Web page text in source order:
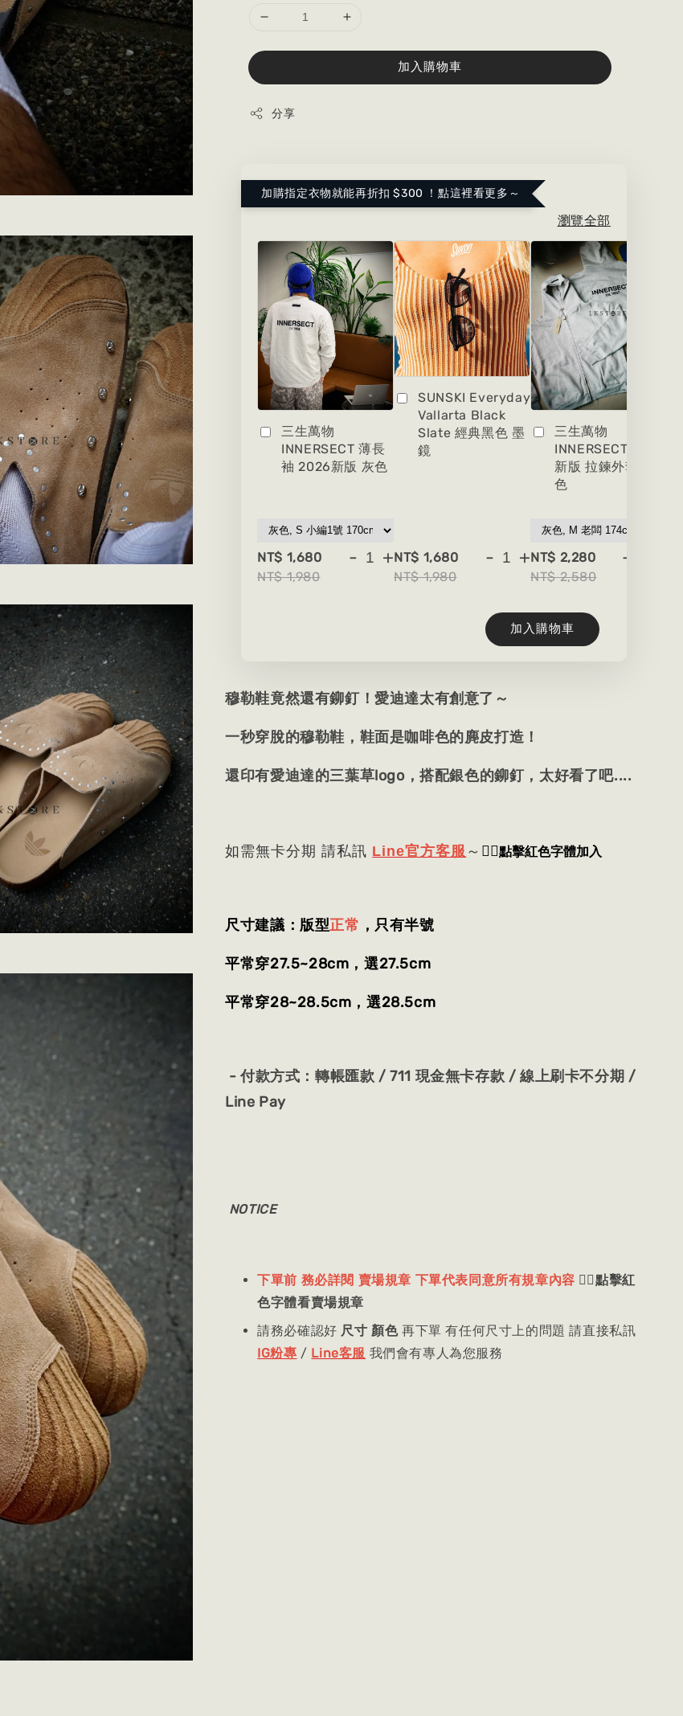
加入購物車
分享
加購指定衣物就能再折扣 $300 ！點這裡看更多～
瀏覽全部
三生萬物
INNERSECT 薄長
袖 2026新版 灰色
NT$ 1,680
NT$ 1,980
- +
SUNSKI Everyday
Vallarta Black
Slate 經典黑色 墨
鏡
NT$ 1,680
NT$ 1,980
- +
三生萬物
INNERSECT 2026
新版 拉鍊外套 灰
色
NT$ 2,280
NT$ 2,580
-
加入購物車
穆勒鞋竟然還有鉚釘！愛迪達太有創意了～
一秒穿脫的穆勒鞋，鞋面是咖啡色的麂皮打造！
還印有愛迪達的三葉草logo，搭配銀色的鉚釘，太好看了吧....
如需無卡分期 請私訊 Line官方客服 ～ 👈🏻點擊紅色字體加入
尺寸建議：版型正常 ，只有半號
平常穿27.5~28cm，選27.5cm
平常穿28~28.5cm，選28.5cm
- 付款方式：轉帳匯款 / 711 現金無卡存款 / 線上刷卡不分期 /
Line Pay
NOTICE
下單前 務必詳閱 賣場規章 下單代表同意所有規章內容 👈🏻點擊紅
色字體看賣場規章
請務必確認好 尺寸 顏色再下單 有任何尺寸上的問題 請直接私訊
IG粉專 / Line客服 我們會有專人為您服務